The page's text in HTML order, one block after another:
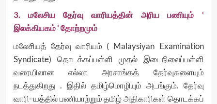
3. மலேசிய தேர்வு வாரியத்தின் அரிய பணியும் ‘
இலக்கியகம் ‘ தோற்றமும்
மலேசியத் தேர்வு வாரியம் ( Malaysiyan Examination
Syndicate) தொடக்கப்பள்ளி முதல் இடைநிலைப்பள்ளி
வரையிலான எல்லா அரசாங்கத் தேர்வுகளையும்
நடத்துகிறது . இதில் தமிழ்மொழியும் அடங்கும். தேர்வு
வாரி- யத்தில் பணியாற்றும் தமிழ் அதிகாரிகள் தொடக்கப்